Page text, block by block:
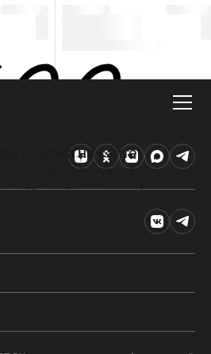
ошибка на сайте
Чтобы найти нужную